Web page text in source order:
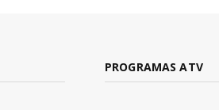
PROGRAMAS ATV